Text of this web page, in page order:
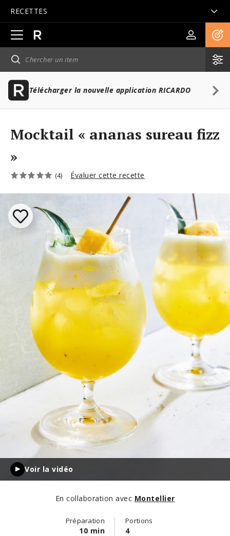
RECETTES
Ouvrir
la
navigation
principale
Télécharger la nouvelle application RICARDO
Voir la vidéo
En collaboration avec Montellier
Mocktail « ananas sureau fizz
»
(4) Évaluer cette recette
Préparation
10 min
Portions
4